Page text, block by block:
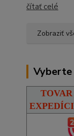
čítať celé
Zobraziť
Vyberte